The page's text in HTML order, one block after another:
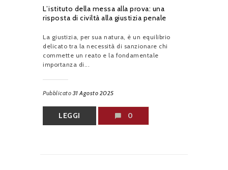
L’istituto della messa alla prova: una
risposta di civiltà alla giustizia penale
La giustizia, per sua natura, è un equilibrio
delicato tra la necessità di sanzionare chi
commette un reato e la fondamentale
importanza di...
Pubblicato 31 Agosto 2025
LEGGI 0